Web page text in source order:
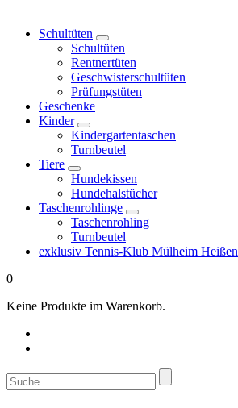
Schultüten
Schultüten
Rentnertüten
Geschwisterschultüten
Prüfungstüten
Geschenke
Kinder
Kindergartentaschen
Turnbeutel
Tiere
Hundekissen
Hundehalstücher
Taschenrohlinge
Taschenrohling
Turnbeutel
exklusiv Tennis-Klub Mülheim Heißen
0
Keine Produkte im Warenkorb.
Suche
nach: